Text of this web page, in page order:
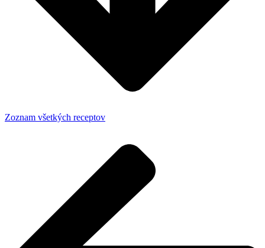
Zoznam všetkých receptov